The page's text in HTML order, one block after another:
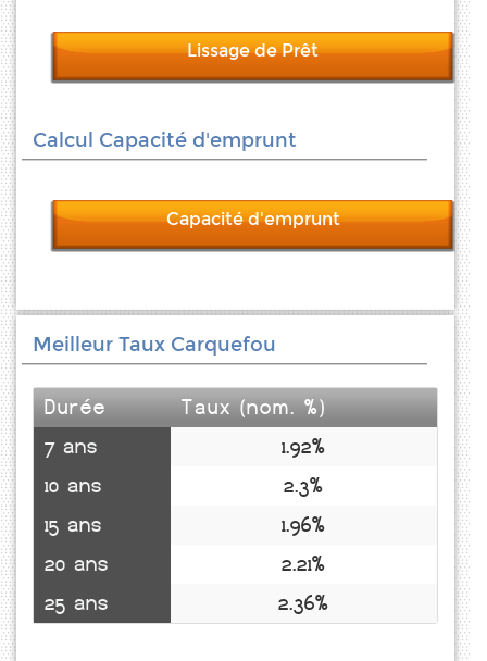
Lissage de Prêt
Calcul Capacité d'emprunt
Capacité d'emprunt
Meilleur Taux Carquefou
Durée
Taux (nom. %)
7 ans
1.92%
10 ans
2.3%
15 ans
1.96%
20 ans
2.21%
25 ans
2.36%